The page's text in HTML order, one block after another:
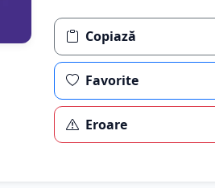
Copiază
Favorite
Eroare